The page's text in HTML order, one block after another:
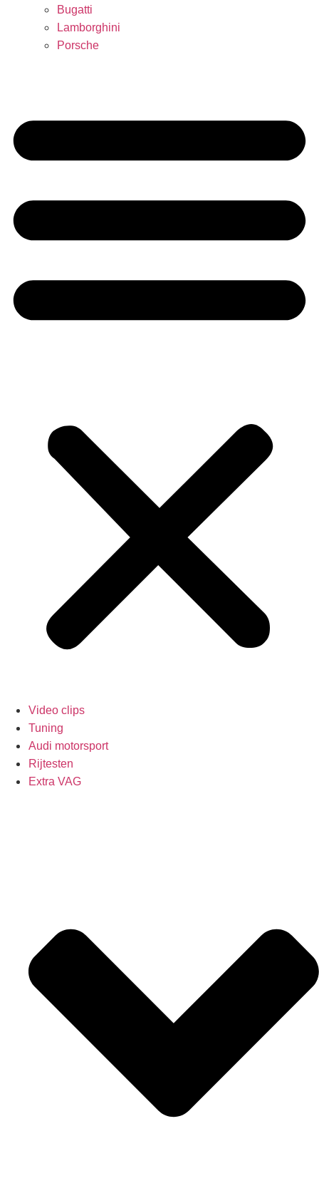
Bugatti
Lamborghini
Porsche
Video clips
Tuning
Audi motorsport
Rijtesten
Extra VAG